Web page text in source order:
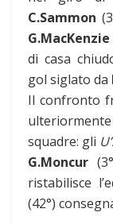
C.Sammon
G.MacKenzie
di casa
gol siglato da
Il confronto
squadre: gli
G.Moncur
ristabilisce
(42°)